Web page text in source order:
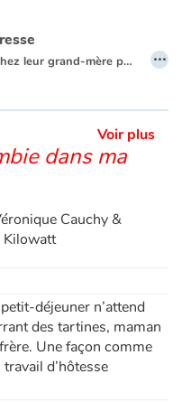
Eva et Vadim, arrivés chez leur grand-mère pour les vacances d’été, sont impatients de retrouver leur cabane haut perchée. Enfouie dans les arbres, cette cabane c’est leur quartier général depuis laquelle ils observent la forêt qui les entoure. Mais cette année, à peine arrivés dans leur QG, ils découvrent d’énormes trous qui ont transformé la forêt en gruyère ! En allant y regarder de plus près, Eva et Vadim découvrent des empreintes qui les mènent à un bulldozer et un camion. Il est temps de prévenir Ignace, le garde forestier. Tous les trois vont mener l’enquête pour découvrir un abattage illégal d’arbres... …
Voir plus
dans ma
Cauchy &
Kilowatt
déjeuner n’attend
des tartines, maman
Une façon comme
d’hôtesse